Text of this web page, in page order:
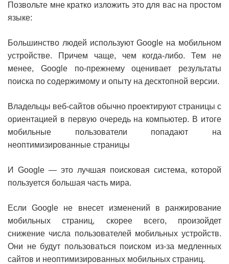
Позвольте мне кратко изложить это для вас на простом
языке:
Большинство людей используют Google на мобильном
устройстве. Причем чаще, чем когда-либо. Тем не
менее, Google по-прежнему оценивает результаты
поиска по содержимому и опыту на десктопной версии.
Владельцы веб-сайтов обычно проектируют страницы с
ориентацией в первую очередь на компьютер. В итоге
мобильные пользователи попадают на
неоптимизированные страницы
И Google — это лучшая поисковая система, которой
пользуется большая часть мира.
Если Google не внесет изменений в ранжирование
мобильных страниц, скорее всего, произойдет
снижение числа пользователей мобильных устройств.
Они не будут пользоваться поиском из-за медленных
сайтов и неоптимизированных мобильных страниц.